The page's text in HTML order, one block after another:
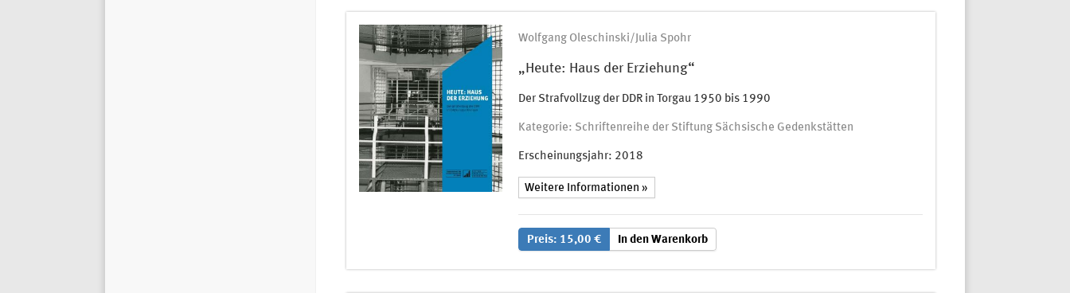
Wolfgang Oleschinski/Julia Spohr
„Heute: Haus der Erziehung“
Der Strafvollzug der DDR in Torgau 1950 bis 1990
Kategorie: Schriftenreihe der Stiftung Sächsische Gedenkstätten
Erscheinungsjahr: 2018
Weitere Informationen »
Preis: 15,00 € In den Warenkorb